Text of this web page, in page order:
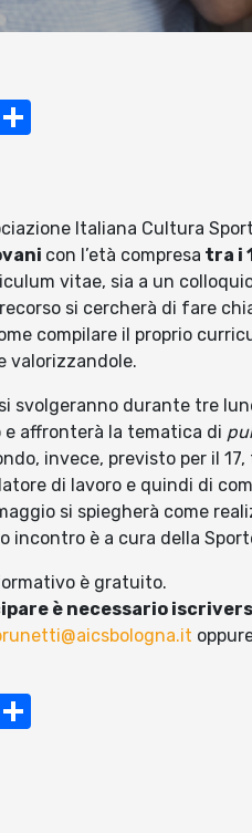
Twitter
Italiana Cultura
con l’età compresa tra i
vitae, sia a un
si cercherà di fare
compilare il proprio
valorizzandole.
svolgeranno durante tre
e affronterà la tematica di
invece, previsto per il
di lavoro e quindi di
si spiegherà come
incontro è a cura della
è gratuito.
è necessario
Twitter